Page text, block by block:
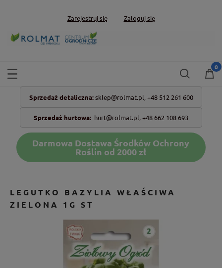
Zarejestruj się Zaloguj się
Sprzedaż detaliczna: sklep@rolmat.pl, +48 512 261 600
Sprzedaż hurtowa: hurt@rolmat.pl,+48 662 108 693
Darmowa Dostawa Środków Ochrony
Roślin od 2000 zł
LEGUTKO BAZYLIA WŁAŚCIWA
ZIELONA 1G ST